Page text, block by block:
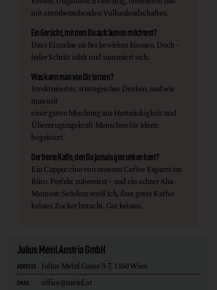
mit atemberaubenden Vulkanlandschaften.
Ein Gerücht, mit dem Du aufräumen möchtest?
Dass Einzelne nichts bewirken können. Doch –
jeder Schritt zählt und summiert sich.
Was kann man von Dir lernen?
Strukturiertes, strategisches Denken, und wie
man mit
einer guten Mischung aus Hartnäckigkeit und
Überzeugungskraft Menschen für Ideen
begeistert.
Der beste Kaffe, den Du jemals getrunken hast?
Ein Cappuccino von unseren Coffee Experts im
Büro. Perfekt zubereitet – und ein echter Aha-
Moment: Seitdem weiß ich, dass guter Kaffee
keinen Zucker braucht. Gar keinen.
Julius Meinl Austria GmbH
ADRESSE Julius Meinl Gasse 3-7,1160 Wien
EMAIL office@meinl.at